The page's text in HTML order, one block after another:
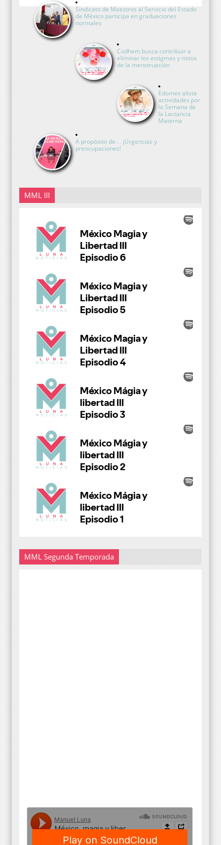
Sindicato de Maestros al Servicio del Estado
de México participa en graduaciones
normales
Codhem busca contribuir a
eliminar los estigmas y mitos
de la menstruación
Edomex alista
actividades por
la Semana de
la Lactancia
Materna
A propósito de… ¡Urgencias y
preocupaciones!
MML III
MML Segunda Temporada